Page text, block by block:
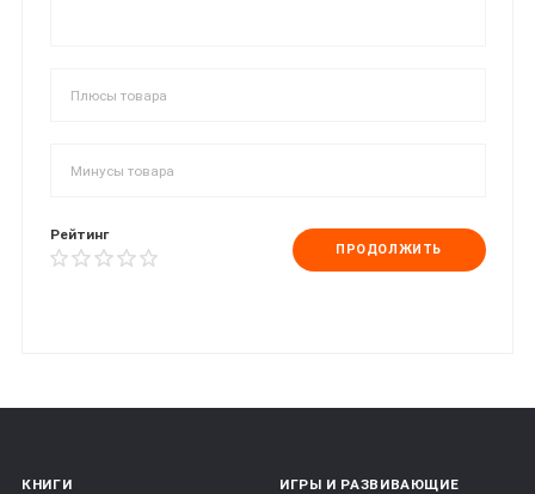
Рейтинг
ПРОДОЛЖИТЬ
КНИГИ
ИГРЫ И РАЗВИВАЮЩИЕ